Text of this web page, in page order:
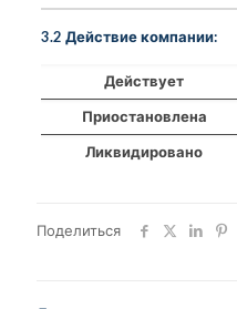
3.2 Действие компании:
Действует
Приостановлена
Ликвидировано
Поделиться